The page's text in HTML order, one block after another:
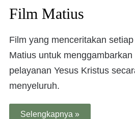
Film Matius
Film yang menceritakan
Matius untuk
pelayanan Yesus Kristus
menyeluruh.
Selengkapnya »